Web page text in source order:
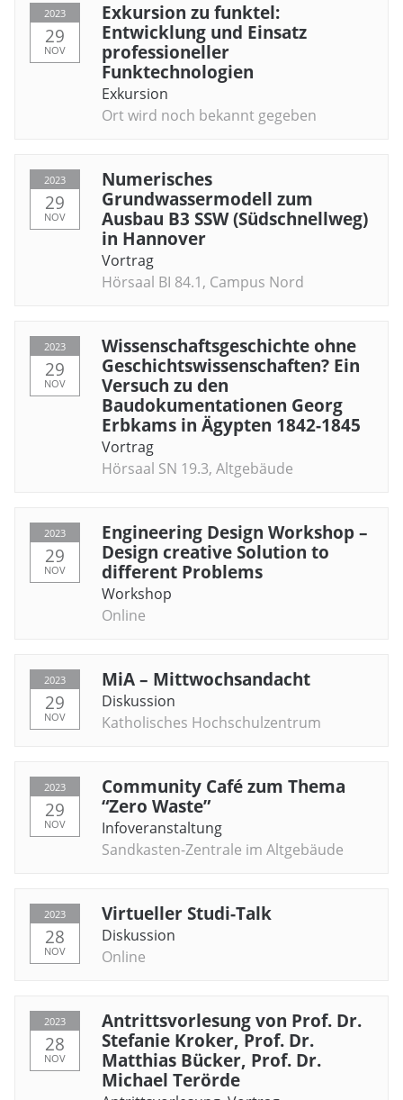
2023
29
NOV
Exkursion zu funktel:
Entwicklung und Einsatz
professioneller
Funktechnologien
Exkursion
Ort wird noch bekannt gegeben
2023
29
NOV
Numerisches
Grundwassermodell zum
Ausbau B3 SSW (Südschnellweg)
in Hannover
Vortrag
Hörsaal BI 84.1, Campus Nord
2023
29
NOV
Wissenschaftsgeschichte ohne
Geschichtswissenschaften? Ein
Versuch zu den
Baudokumentationen Georg
Erbkams in Ägypten 1842-1845
Vortrag
Hörsaal SN 19.3, Altgebäude
2023
29
NOV
Engineering Design Workshop –
Design creative Solution to
different Problems
Workshop
Online
2023
29
NOV
MiA – Mittwochsandacht
Diskussion
Katholisches Hochschulzentrum
2023
29
NOV
Community Café zum Thema
“Zero Waste”
Infoveranstaltung
Sandkasten-Zentrale im Altgebäude
2023
28
NOV
Virtueller Studi-Talk
Diskussion
Online
2023
28
NOV
Antrittsvorlesung von Prof. Dr.
Stefanie Kroker, Prof. Dr.
Matthias Bücker, Prof. Dr.
Michael Terörde